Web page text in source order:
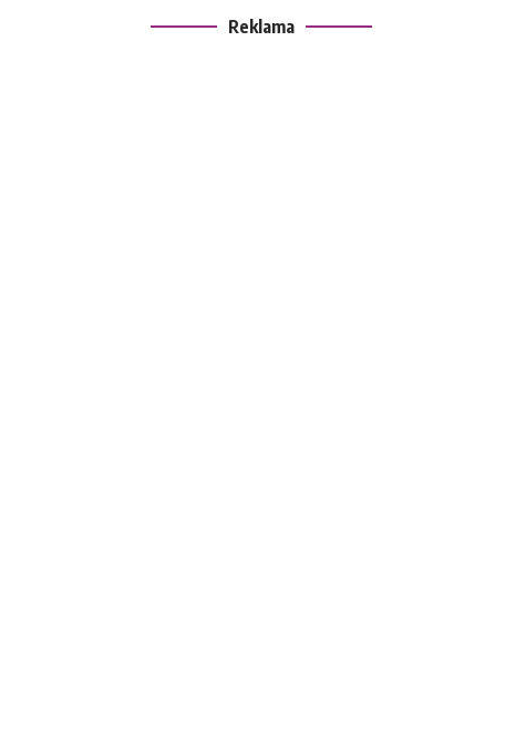
Reklama